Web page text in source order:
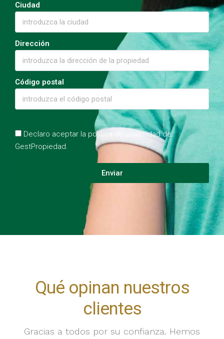
Ciudad
Dirección
Código postal
Declaro aceptar la política de privacidad de
GestPropiedad.
Enviar
Qué opinan nuestros
clientes
Gracias a todos por su confianza. Hemos